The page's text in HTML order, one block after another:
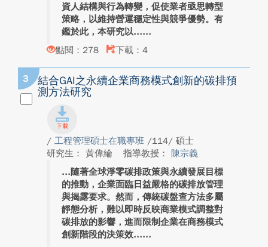
資人結構與行為轉變，促使業者亟思轉型
策略，以維持營運穩定性與競爭優勢。有
鑑於此，本研究以...
點閱：278
下載：4
3
結合GAI之永續企業商務模式創新的碳排預
測方法研究
/ 工程管理碩士在職專班 /114/ 碩士
研究生： 黃偉綸
指導教授： 陳宗義
隨著全球淨零碳排政策與永續發展目標
的推動，企業面臨日益嚴格的碳排放管理
與揭露要求。然而，傳統碳盤查方法多屬
靜態分析，難以即時反映商業模式調整對
碳排放的影響，進而限制企業在商務模式
創新階段的決策效...